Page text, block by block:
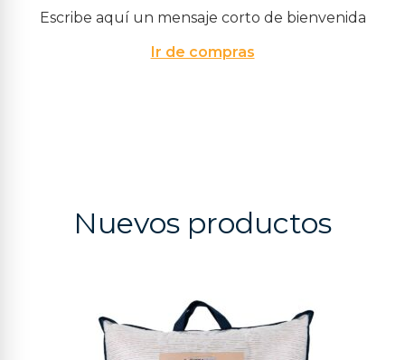
Escribe aquí un mensaje corto de bienvenida
Ir de compras
Nuevos productos